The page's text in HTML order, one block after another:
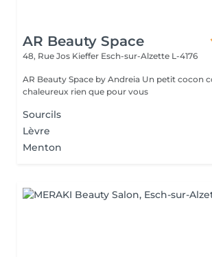
AR Beauty Space
48, Rue Jos Kieffer Esch-sur-Alzette L-4176
AR Beauty Space by Andreia Un petit cocon cozy, simple et
chaleureux rien que pour vous
Sourcils
Lèvre
Menton